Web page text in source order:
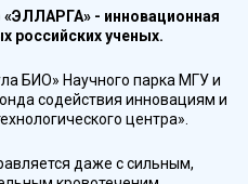
- инновационная
российских ученых.
БИО» Научного парка МГУ и
содействия инновациям и
центра».
даже с сильным,